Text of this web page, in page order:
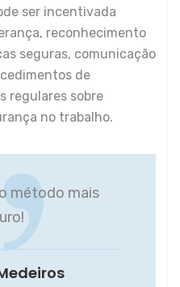
ser incentivada
reconhecimento
seguras, comunicação
de
regulares sobre
no trabalho.
método mais